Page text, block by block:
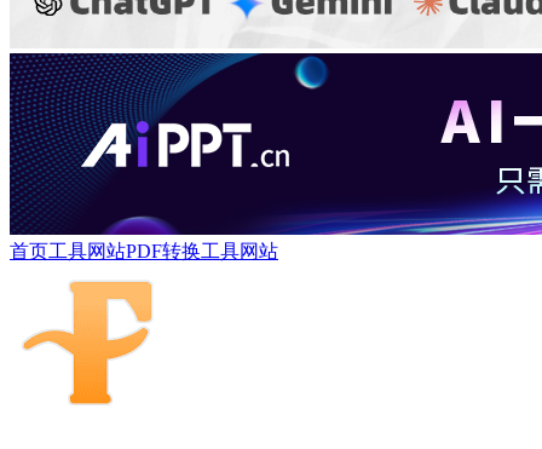
首页工具网站PDF转换工具网站